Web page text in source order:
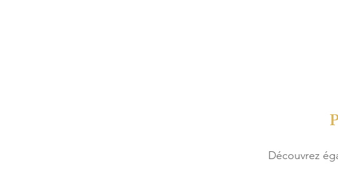
Découvrez